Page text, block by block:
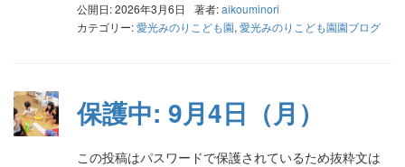
公開日: 2026年3月6日 著者:aikouminori
カテゴリー:愛光みのりこども園, 愛光みのりこども園園ブログ
保護中: 9月4日（月）
この投稿はパスワードで保護されているため抜粋文は